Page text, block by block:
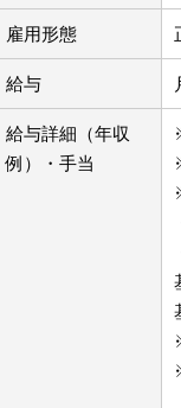
雇用形態
給与
給与詳細（年収
例）・手当